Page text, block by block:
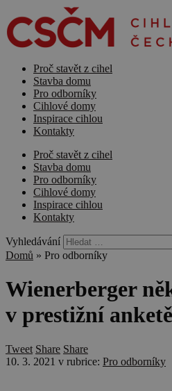
Proč stavět z cihel
Stavba domu
Pro odborníky
Cihlové domy
Inspirace cihlou
Kontakty
Proč stavět z cihel
Stavba domu
Pro odborníky
Cihlové domy
Inspirace cihlou
Kontakty
Vyhledávání
Domů » Pro odborníky
Wienerberger
v prestižní
Tweet Share Share
10. 3. 2021 v rubrice: Pro odborníky